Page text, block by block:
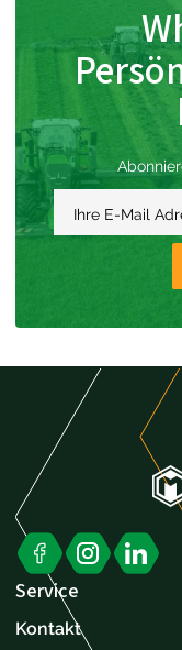
Ihre E-Mail
Service
Kontakt